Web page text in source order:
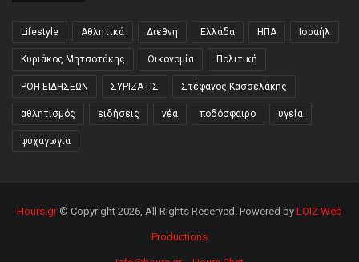
Lifestyle Αθλητικά Διεθνή Ελλάδα ΗΠΑ Ισραήλ
Κυριάκος Μητσοτάκης Οικονομία Πολιτική
ΡΟΗ ΕΙΔΗΣΕΩΝ ΣΥΡΙΖΑ ΠΣ Στέφανος Κασσελάκης
αθλητισμός ειδήσεις νέα ποδόσφαιρο υγεία
ψυχαγωγία
Hours.gr© Copyright 2026, All Rights Reserved. Powered by LOIZ Web
Productions